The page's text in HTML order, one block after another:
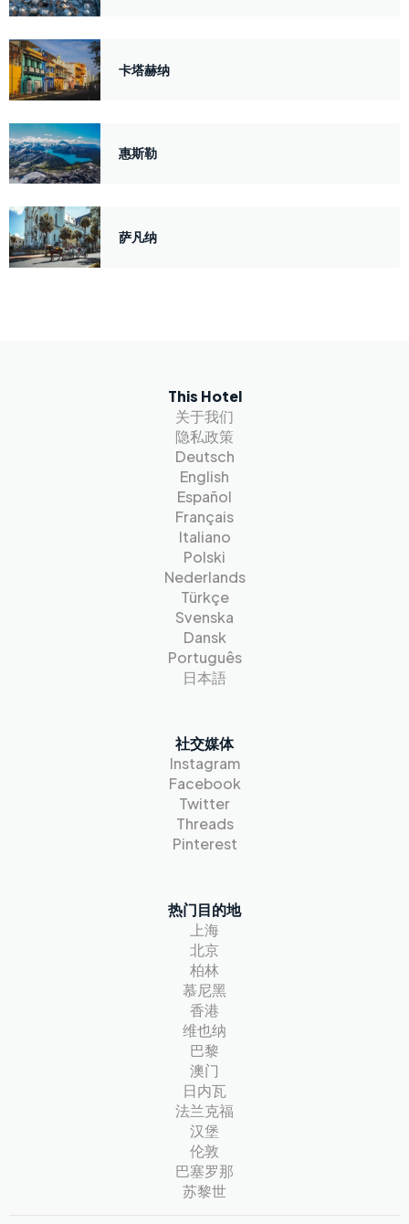
卡塔赫纳
惠斯勒
萨凡纳
This Hotel
关于我们
隐私政策
Deutsch
English
Español
Français
Italiano
Polski
Nederlands
Türkçe
Svenska
Dansk
Português
日本語
社交媒体
Instagram
Facebook
Twitter
Threads
Pinterest
热门目的地
上海
北京
柏林
慕尼黑
香港
维也纳
巴黎
澳门
日内瓦
法兰克福
汉堡
伦敦
巴塞罗那
苏黎世